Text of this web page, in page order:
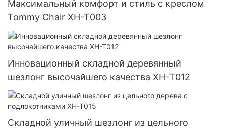
Максимальный комфорт и стиль с креслом
Tommy Chair XH-T003
Инновационный складной деревянный
шезлонг высочайшего качества XH-T012
Складной уличный шезлонг из цельного